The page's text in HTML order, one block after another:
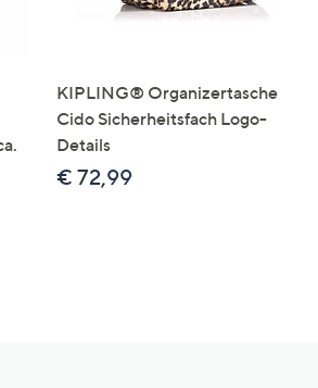
KIPLING® Organizertasche
Cido Sicherheitsfach Logo-
Details
€ 72,99